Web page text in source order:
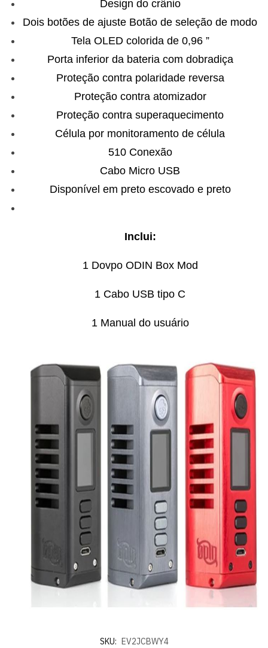
Design do crânio
Dois botões de ajuste Botão de seleção de modo
Tela OLED colorida de 0,96 ”
Porta inferior da bateria com dobradiça
Proteção contra polaridade reversa
Proteção contra atomizador
Proteção contra superaquecimento
Célula por monitoramento de célula
510 Conexão
Cabo Micro USB
Disponível em preto escovado e preto
Inclui:
1 Dovpo ODIN Box Mod
1 Cabo USB tipo C
1 Manual do usuário
SKU: EV2JCBWY4